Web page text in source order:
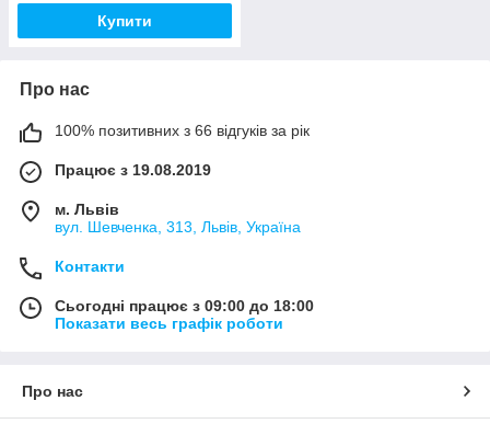
Купити
Про нас
100% позитивних з 66 відгуків за рік
Працює з 19.08.2019
м. Львів
вул. Шевченка, 313, Львів, Україна
Контакти
Сьогодні працює з 09:00 до 18:00
Показати весь графік роботи
Про нас